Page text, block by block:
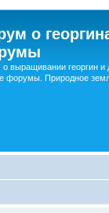
о
выращивании георгин и
форумы. Природное